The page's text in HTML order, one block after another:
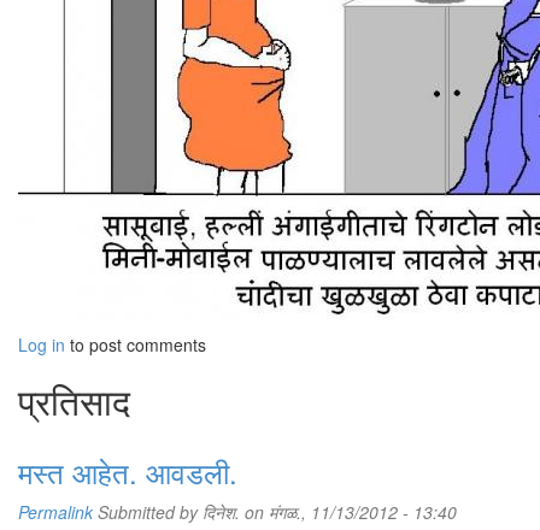
Log in to post comments
प्रतिसाद
मस्त आहेत. आवडली.
Permalink Submitted by दिनेश. on मंगळ., 11/13/2012 - 13:40